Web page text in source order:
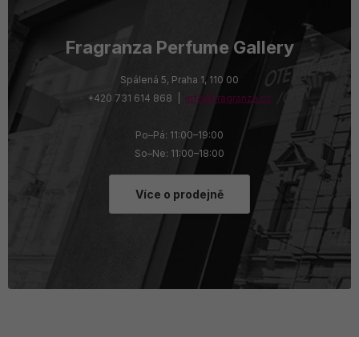
Fragranza Perfume Gallery
Spálená 5, Praha 1, 110 00
+420 731 614 868 | info@fragranza.cz
Po–Pá: 11:00–19:00
So–Ne: 11:00–18:00
Více o prodejně